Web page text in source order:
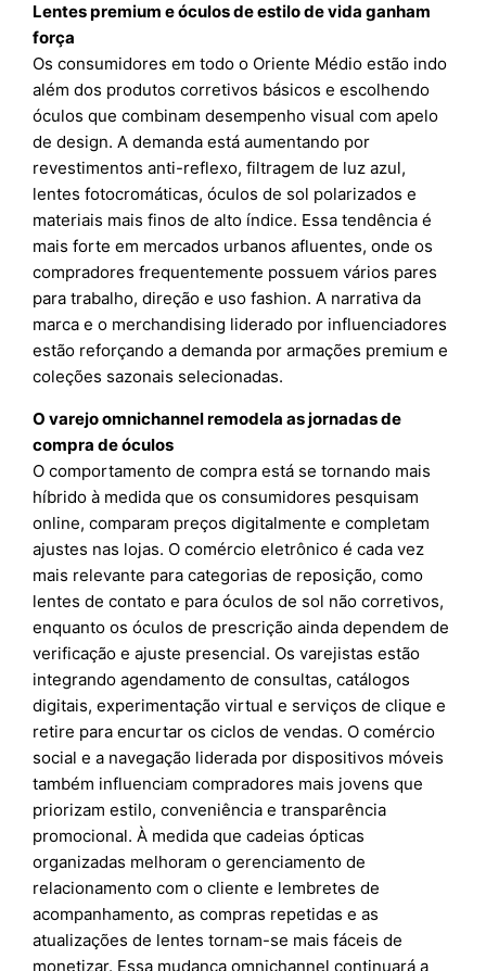
Lentes premium e óculos de estilo de vida ganham
força
Os consumidores em todo o Oriente Médio estão indo
além dos produtos corretivos básicos e escolhendo
óculos que combinam desempenho visual com apelo
de design. A demanda está aumentando por
revestimentos anti-reflexo, filtragem de luz azul,
lentes fotocromáticas, óculos de sol polarizados e
materiais mais finos de alto índice. Essa tendência é
mais forte em mercados urbanos afluentes, onde os
compradores frequentemente possuem vários pares
para trabalho, direção e uso fashion. A narrativa da
marca e o merchandising liderado por influenciadores
estão reforçando a demanda por armações premium e
coleções sazonais selecionadas.
O varejo omnichannel remodela as jornadas de
compra de óculos
O comportamento de compra está se tornando mais
híbrido à medida que os consumidores pesquisam
online, comparam preços digitalmente e completam
ajustes nas lojas. O comércio eletrônico é cada vez
mais relevante para categorias de reposição, como
lentes de contato e para óculos de sol não corretivos,
enquanto os óculos de prescrição ainda dependem de
verificação e ajuste presencial. Os varejistas estão
integrando agendamento de consultas, catálogos
digitais, experimentação virtual e serviços de clique e
retire para encurtar os ciclos de vendas. O comércio
social e a navegação liderada por dispositivos móveis
também influenciam compradores mais jovens que
priorizam estilo, conveniência e transparência
promocional. À medida que cadeias ópticas
organizadas melhoram o gerenciamento de
relacionamento com o cliente e lembretes de
acompanhamento, as compras repetidas e as
atualizações de lentes tornam-se mais fáceis de
monetizar. Essa mudança omnichannel continuará a